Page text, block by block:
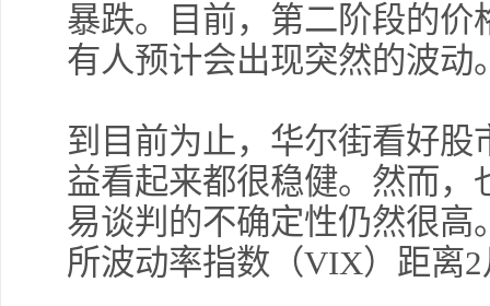
暴跌。目前，第二阶段的
有人预计会出现突然的波动
到目前为止，华尔街看好
益看起来都很稳健。然而
易谈判的不确定性仍然很
所波动率指数（VIX）距离